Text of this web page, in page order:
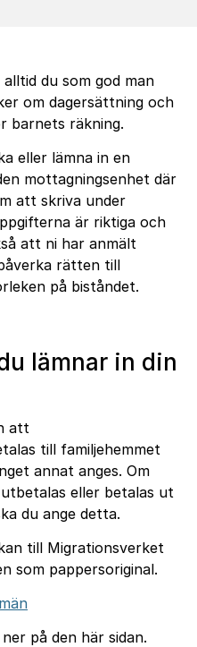
du som god man
om dagersättning och
barnets räkning.
eller lämna in en
mottagningsenhet där
att skriva under
är riktiga och
att ni har anmält
rätten till
på biståndet.
lämnar in din
att
till familjehemmet
annat anges. Om
eller betalas ut
du ange detta.
till Migrationsverket
som pappersoriginal.
på den här sidan.